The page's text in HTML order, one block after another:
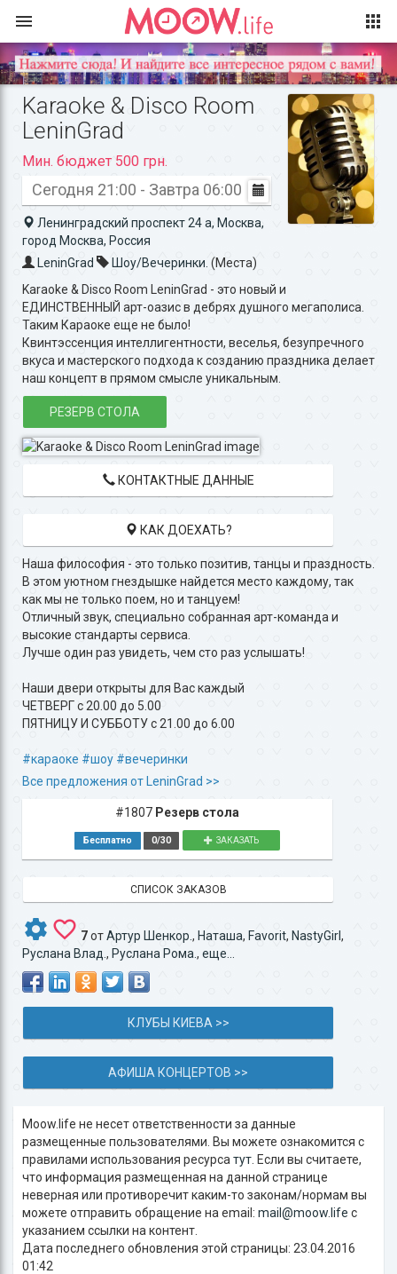
Karaoke & Disco Room
LeninGrad
Мин. бюджет 500 грн.
Сегодня 21:00 - Завтра 06:00
Ленинградский проспект 24 а, Москва,
город Москва, Россия
LeninGrad
Шоу/Вечеринки. (Места)
Karaoke & Disco Room LeninGrad - это новый и
ЕДИНСТВЕННЫЙ арт-оазис в дебрях душного мегаполиса.
Таким Караоке еще не было!
Квинтэссенция интеллигентности, веселья, безупречного
вкуса и мастерского подхода к созданию праздника делает
наш концепт в прямом смысле уникальным.
РЕЗЕРВ СТОЛА
КОНТАКТНЫЕ ДАННЫЕ
КАК ДОЕХАТЬ?
Наша философия - это только позитив, танцы и праздность.
В этом уютном гнездышке найдется место каждому, так
как мы не только поем, но и танцуем!
Отличный звук, специально собранная арт-команда и
высокие стандарты сервиса.
Лучше один раз увидеть, чем сто раз услышать!
Наши двери открыты для Вас каждый
ЧЕТВЕРГ с 20.00 до 5.00
ПЯТНИЦУ И СУББОТУ с 21.00 до 6.00
#караоке #шоу #вечеринки
Все предложения от LeninGrad >>
#1807 Резерв стола
Бесплатно 0/30 ЗАКАЗАТЬ
СПИСОК ЗАКАЗОВ
7отАртур Шенкор. , Наташа, Favorit, NastyGirl,
Руслана Влад. , Руслана Рома. , еще...
КЛУБЫ КИЕВА >>
АФИША КОНЦЕРТОВ >>
Moow.life не несет ответственности за данные
размещенные пользователями. Вы можете ознакомится с
правилами использования ресурса тут . Если вы считаете,
что информация размещенная на данной странице
неверная или противоречит каким-то законам/нормам вы
можете отправить обращение на email: mail@moow.life c
указанием ссылки на контент.
Дата последнего обновления этой страницы: 23.04.2016
01:42